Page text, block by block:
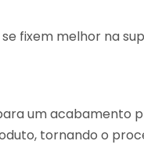
fixem melhor na
um acabamento
tornando o